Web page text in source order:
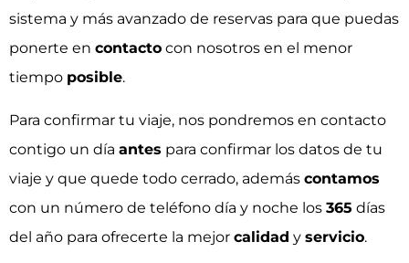
sistema y más avanzado de reservas para que puedas
ponerte en contacto con nosotros en el menor
tiempo posible.
Para confirmar tu viaje, nos pondremos en contacto
contigo un día antes para confirmar los datos de tu
viaje y que quede todo cerrado, además contamos
con un número de teléfono día y noche los 365 días
del año para ofrecerte la mejor calidad y servicio.